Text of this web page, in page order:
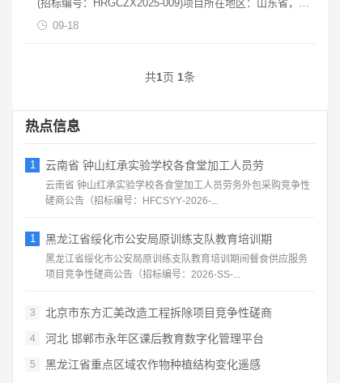
(招标编号：HRGCZX2025-009)项目所在地区：山东省，威
海市，环翠区一、招标条件本智慧生态绿色循环
09-18
共1页 1条
热点信息
1 云南省 钟山红承实验学校各食堂加工人员劳
云南省 钟山红承实验学校各食堂加工人员劳务外包采购竞争性
磋商公告（招标编号：HFCSYY‑2026‑...
1 黑龙江省绥化市公安局原训练支队教育培训期
黑龙江省绥化市公安局原训练支队教育培训期间餐食供应服务
项目竞争性磋商公告（招标编号：2026‑SS‑...
3 北京市东方汇美改造工程拆除项目竞争性磋商
4 河北 邯郸市永年区课后教育数字化管理平台
5 黑龙江省重点区域农作物种植结构变化遥感